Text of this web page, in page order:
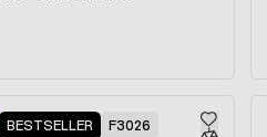
BESTSELLER F3026